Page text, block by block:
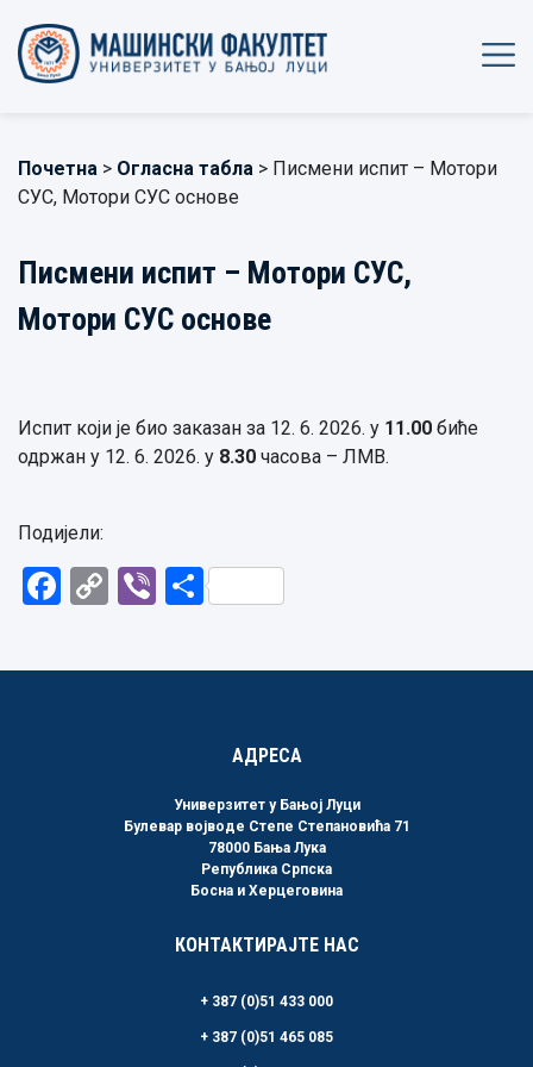
Почетна > Огласна табла > Писмени испит – Мотори
СУС, Мотори СУС основе
Писмени испит – Мотори СУС,
Мотори СУС основе
Испит који је био заказан за 12. 6. 2026. у 11.00 биће
одржан у 12. 6. 2026. у 8.30 часова – ЛМВ.
Подијели:
Facebook
CopyViberShare
АДРЕСА
Универзитет у Бањој Луци
Булевар војводе Степе Степановића 71
78000 Бања Лука
Република Српска
Босна и Херцеговина
КОНТАКТИРАЈТЕ НАС
+ 387 (0)51 433 000
+ 387 (0)51 465 085